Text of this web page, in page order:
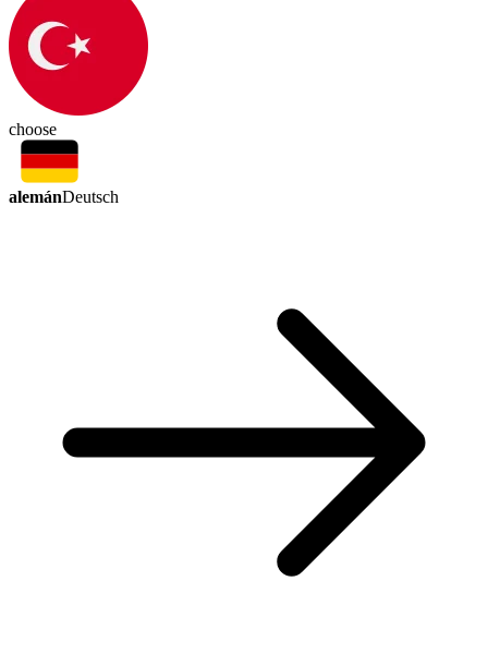
choose
alemánDeutsch